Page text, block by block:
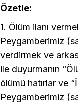
Özetle:
1. Ölüm ilanı
Peygamberimiz
verdirmek ve
ile duyurmanın
ölümü hatırlar ve
Peygamberimiz